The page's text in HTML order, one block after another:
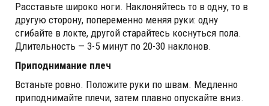
Расставьте широко ноги. Наклоняйтесь то в одну, то в
другую сторону, попеременно меняя руки: одну
сгибайте в локте, другой старайтесь коснуться пола.
Длительность — 3-5 минут по 20-30 наклонов.
Приподнимание плеч
Встаньте ровно. Положите руки по швам. Медленно
приподнимайте плечи, затем плавно опускайте вниз.